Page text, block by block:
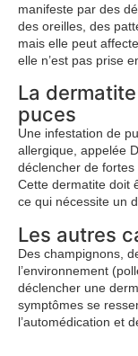
manifeste par des
des oreilles, des
mais elle peut
elle n’est pas prise
La
puces
Une infestation de
allergique, appelée
déclencher de
Cette dermatite doit
ce qui nécessite un
Les autres
Des champignons,
l’environnement
déclencher une
symptômes se
l’automédication et